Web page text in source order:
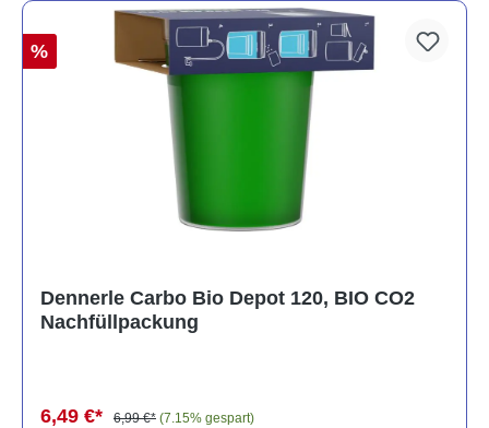
%
Dennerle Carbo Bio Depot 120, BIO CO2
Nachfüllpackung
6,49 €* 6,99 €* (7.15% gespart)